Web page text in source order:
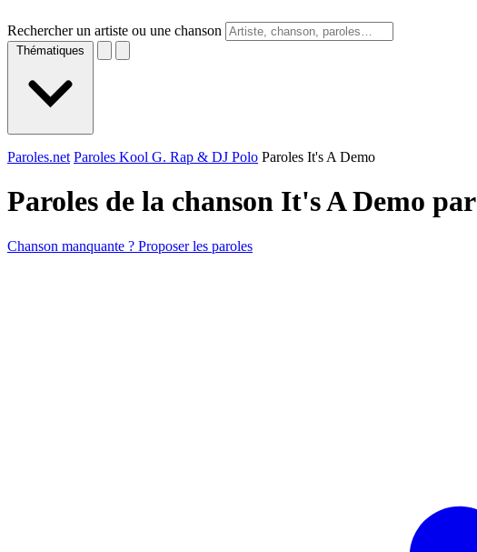
Rechercher un artiste ou une chanson
Thématiques
Paroles.net Paroles Kool G. Rap & DJ Polo Paroles It's A Demo
Paroles de la chanson It's A Demo par
Chanson manquante ? Proposer les paroles